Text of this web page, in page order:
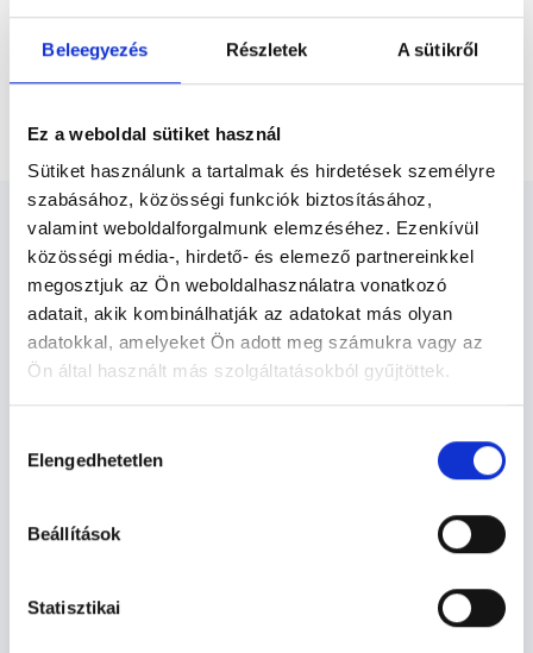
Beleegyezés Részletek A sütikről
Ez a weboldal sütiket használ
Sütiket használunk a tartalmak és hirdetések személyre
szabásához, közösségi funkciók biztosításához,
valamint weboldalforgalmunk elemzéséhez. Ezenkívül
közösségi média-, hirdető- és elemező partnereinkkel
megosztjuk az Ön weboldalhasználatra vonatkozó
adatait, akik kombinálhatják az adatokat más olyan
adatokkal, amelyeket Ön adott meg számukra vagy az
Ön által használt más szolgáltatásokból gyűjtöttek.
szabályzat:https://foglaljorvost.hu/info/foglaljorvost-
kiválasztása
Elengedhetetlen
Beállítások
Statisztikai
Főoldal Akupunktőr Budapest, XIV. kerület
Akupunktőr Budapest, XIV.
kerület - Akupunktúra
Akupunktúra TERÜLETHEZ KAPCSOLÓDÓ
SZAKTERÜLETEK
Szolgáltatások
Budapesti és vidéki akupunktőr orvosok